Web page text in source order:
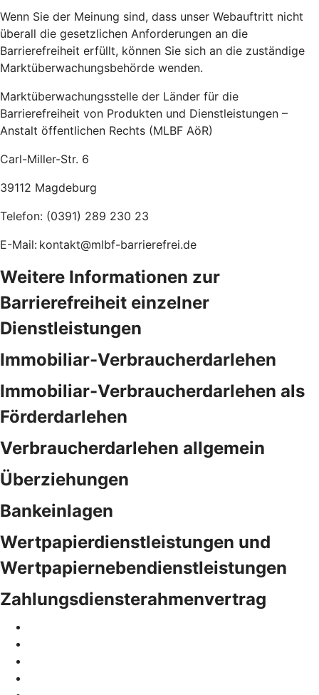
Wenn Sie der Meinung sind, dass unser Webauftritt nicht
überall die gesetzlichen Anforderungen an die
Barrierefreiheit erfüllt, können Sie sich an die zuständige
Marktüberwachungsbehörde wenden.
Marktüberwachungsstelle der Länder für die
Barrierefreiheit von Produkten und Dienstleistungen –
Anstalt öffentlichen Rechts (MLBF AöR)
Carl-Miller-Str. 6
39112 Magdeburg
Telefon: (0391) 289 230 23
E-Mail: kontakt@mlbf-barrierefrei.de
Weitere Informationen zur
Barrierefreiheit einzelner
Dienstleistungen
Immobiliar-Verbraucherdarlehen
Immobiliar-Verbraucherdarlehen als
Förderdarlehen
Verbraucherdarlehen allgemein
Überziehungen
Bankeinlagen
Wertpapierdienstleistungen und
Wertpapiernebendienstleistungen
Zahlungsdiensterahmenvertrag